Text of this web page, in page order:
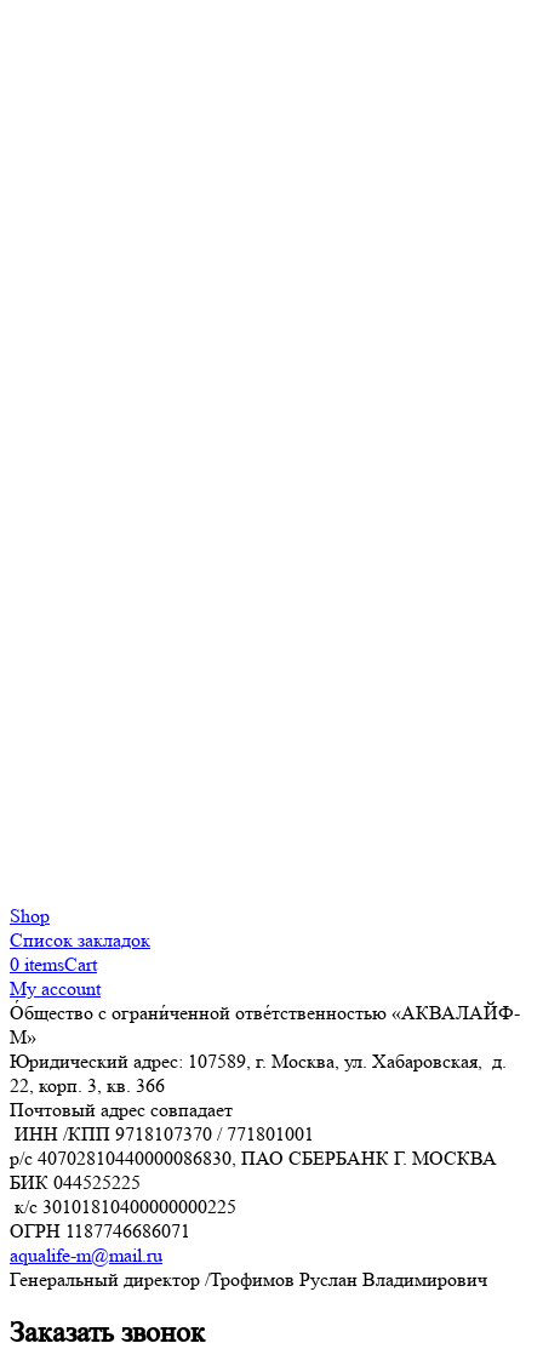
Shop
Список закладок
0 itemsCart
My account
О́бщество с ограни́ченной отве́тственностью «АКВАЛАЙФ-
М»
Юридический адрес: 107589, г. Москва, ул. Хабаровская, д.
22, корп. 3, кв. 366
Почтовый адрес совпадает
ИНН /КПП 9718107370 /771801001
р/с 40702810440000086830 , ПАО СБЕРБАНК Г. МОСКВА
БИК 044525225
к/с 30101810400000000225
ОГРН 1187746686071
aqualife-m@mail.ru
Генеральный директор /Трофимов Руслан Владимирович
Заказать звонок